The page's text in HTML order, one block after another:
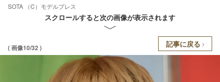
SOTA （C）モデルプレス
スクロールすると次の画像が表示されます
( 画像10/32 ) 記事に戻る